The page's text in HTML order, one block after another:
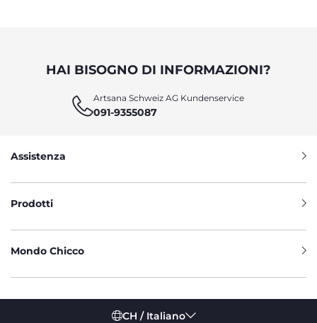
HAI BISOGNO DI INFORMAZIONI?
Artsana Schweiz AG Kundenservice
091-9355087
Assistenza
Prodotti
Mondo Chicco
CH / Italiano